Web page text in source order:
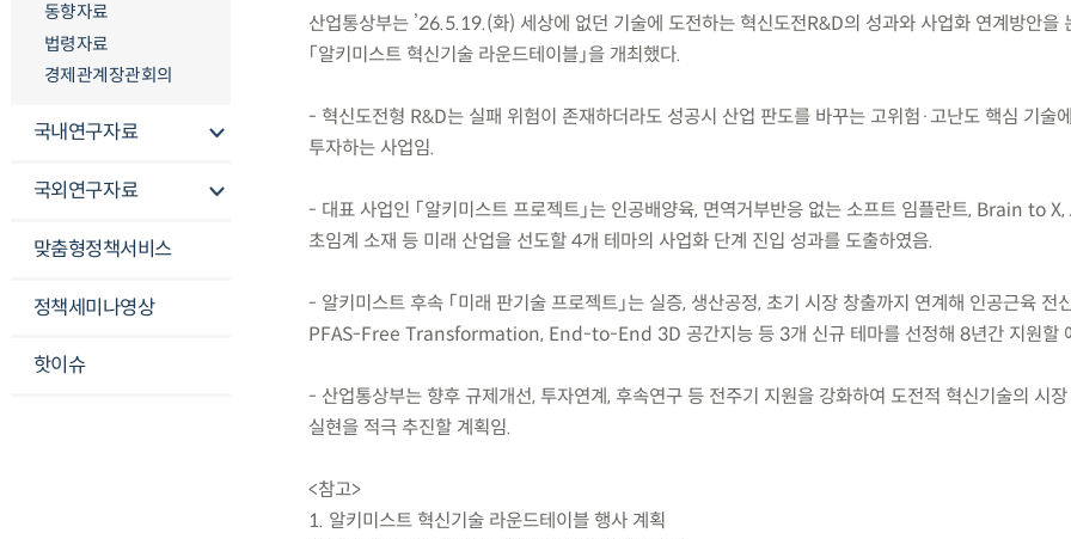
동향자료
법령자료
경제관계장관회의
국내연구자료
국외연구자료
맞춤형정책서비스
정책세미나영상
핫이슈
산업통상부는 ’26.5.19.(화) 세상에 없던 기술에 도전하는 혁신도전R&D의 성과와 사업화 연계방안을
「알키미스트 혁신기술 라운드테이블」을 개최했다.
- 혁신도전형 R&D는 실패 위험이 존재하더라도 성공시 산업 판도를 바꾸는 고위험·고난도 핵심 기술
투자하는 사업임.
- 대표 사업인 「알키미스트 프로젝트」는 인공배양육, 면역거부반응 없는 소프트 임플란트, Brain to X,
초임계 소재 등 미래 산업을 선도할 4개 테마의 사업화 단계 진입 성과를 도출하였음.
- 알키미스트 후속 「미래 판기술 프로젝트」는 실증, 생산공정, 초기 시장 창출까지 연계해 인공근육 전
PFAS-Free Transformation, End-to-End 3D 공간지능 등 3개 신규 테마를 선정해 8년간 지원할
- 산업통상부는 향후 규제개선, 투자연계, 후속연구 등 전주기 지원을 강화하여 도전적 혁신기술의 시
실현을 적극 추진할 계획임.
<참고>
1. 알키미스트 혁신기술 라운드테이블 행사 계획